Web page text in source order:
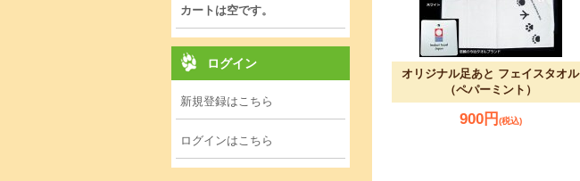
カートは空です。
ログイン
新規登録はこちら
ログインはこちら
オリジナル足あと フェイスタオル
（ペパーミント）
900円 (税込)